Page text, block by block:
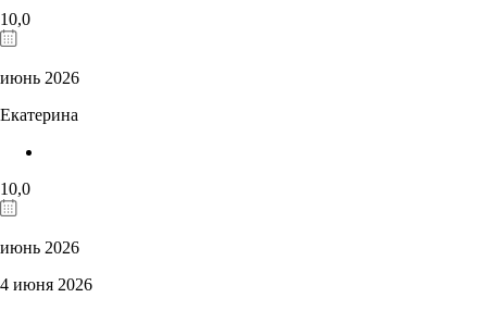
10,0
июнь 2026
Екатерина
10,0
июнь 2026
4 июня 2026